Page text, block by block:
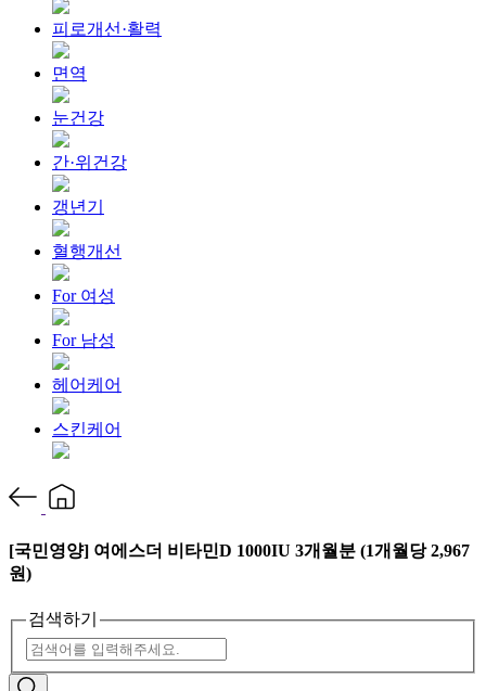
피로개선·활력
면역
눈건강
간·위건강
갱년기
혈행개선
For 여성
For 남성
헤어케어
스킨케어
[국민영양] 여에스더 비타민D 1000IU 3개월분 (1개월당 2,967
원)
검색하기